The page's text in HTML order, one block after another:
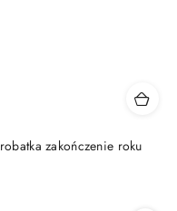
zakończenie roku